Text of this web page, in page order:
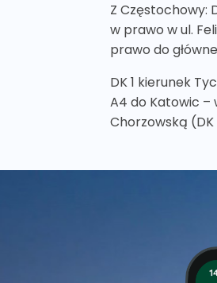
Z Częstochowy:
w prawo w ul.
prawo do
DK 1 kierunek
A4 do Katowic –
Chorzowską